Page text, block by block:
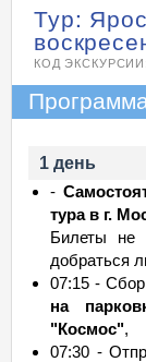
Тур:
КОД ЭКСКУРСИИ:
1 день
-
тура в г.
Билеты не
добраться
07:15 -
на
"Космос",
07:30 -